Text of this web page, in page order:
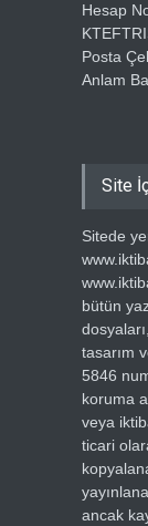
Hesap
Posta
Anlam
Site
Sitede
bütün
tasarım
5846
koruma
veya
ticari
ancak